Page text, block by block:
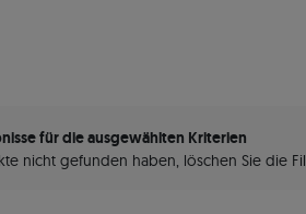
für die ausgewählten Kriterien
nicht gefunden haben, löschen Sie die